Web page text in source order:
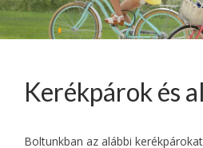
Kerékpárok és
Boltunkban az alábbi